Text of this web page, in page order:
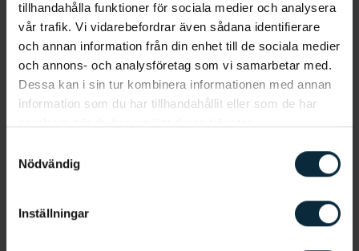
tillhandahålla funktioner för sociala medier och analysera
vår trafik. Vi vidarebefordrar även sådana identifierare
och annan information från din enhet till de sociala medier
och annons- och analysföretag som vi samarbetar med.
Dessa kan i sin tur kombinera informationen med annan
information som du har tillhandahållit eller som de har
Nödvändig
Inställningar
Bettavvikelser som kan orsaka funktionell
problematik kan exempelvis vara kraftiga bettfel,
trångställningar eller sneda utväxter. Men för att
ditt barn ska kunna få en tandregleringscheck
måste en urvalstandläkare genomföra en
skilja sig från fall till fall. Det är urvalstandläkaren
som slutligen beslutar om regionen ska bekosta
behandlingen och utfärda en tandregleringscheck.